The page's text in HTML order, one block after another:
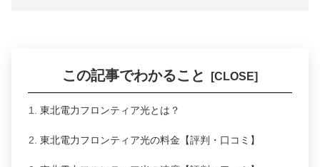
この記事でわかること
東北電力フロンティア光とは？
東北電力フロンティア光の料金【評判・口コミ】